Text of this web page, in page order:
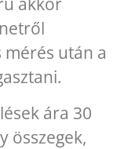
után a
ára 30
összegek,